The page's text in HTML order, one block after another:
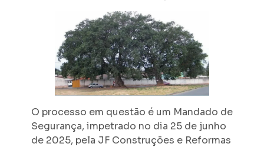
O processo em questão é um Mandado de
Segurança, impetrado no dia 25 de junho
de 2025, pela JF Construções e Reformas